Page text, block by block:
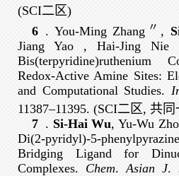
(SCI二区)
6 . You-Ming Zhang 〃 ,
Jiang Yao , Hai-Jing Nie
Bis(terpyridine)ruthenium
Redox-Active Amine Sites:
and Computational Studies.
11387–11395. (SCI二区, 共
7 . Si-Hai Wu, Yu-Wu
Di(2-pyridyl)-5-
Bridging Ligand for
Complexes. Chem. Asian J.